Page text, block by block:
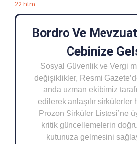
22.htm
Bordro Ve
Cebinize
Sosyal Güvenlik ve Vergi
değişiklikler, Resmi
anda uzman ekibimiz
edilerek anlaşılır sirkülerler
Prozon Sirküler Listesi’ne
kritik güncellemelerin
kutunuza gelmesini